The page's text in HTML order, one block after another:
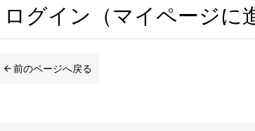
ログイン（マイページに
前のページへ戻る